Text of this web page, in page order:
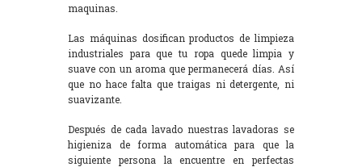
maquinas.
Las máquinas dosifican productos de limpieza
industriales para que tu ropa quede limpia y
suave con un aroma que permanecerá días. Así
que no hace falta que traigas ni detergente, ni
suavizante.
Después de cada lavado nuestras lavadoras se
higieniza de forma automática para que la
siguiente persona la encuentre en perfectas